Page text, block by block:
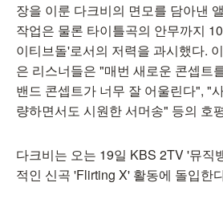
장을 이룬 다크비의 면모를 담아낸
작업은 물론 타이틀곡의 안무까지
이티브돌'로서의 저력을 과시했다.
은 리스너들은 "매번 새로운 콘셉트
밴드 콘셉트가 너무 잘 어울린다", "
량하면서도 시원한 서머송" 등의 호
다크비는 오는 19일 KBS 2TV '뮤직
적인 신곡 'Flirting X' 활동에 돌입한